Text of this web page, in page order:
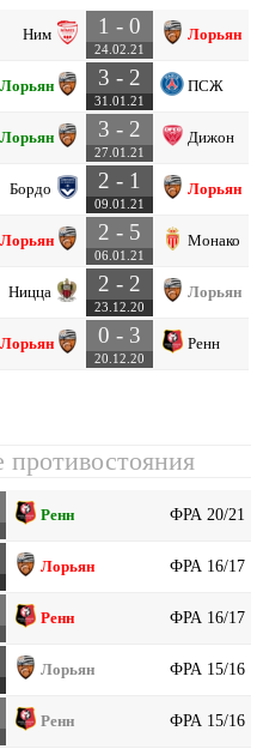
Ним 1 - 0
24.02.21
Лорьян
Лорьян 3 - 2
31.01.21
ПСЖ
Лорьян 3 - 2
27.01.21
Дижон
Бордо 2 - 1
09.01.21
Лорьян
Лорьян 2 - 5
06.01.21
Монако
Ницца 2 - 2
23.12.20
Лорьян
Лорьян 0 - 3
20.12.20
Ренн
Ренн ФРА 20/21
Лорьян ФРА 16/17
Ренн ФРА 16/17
Лорьян ФРА 15/16
Ренн ФРА 15/16